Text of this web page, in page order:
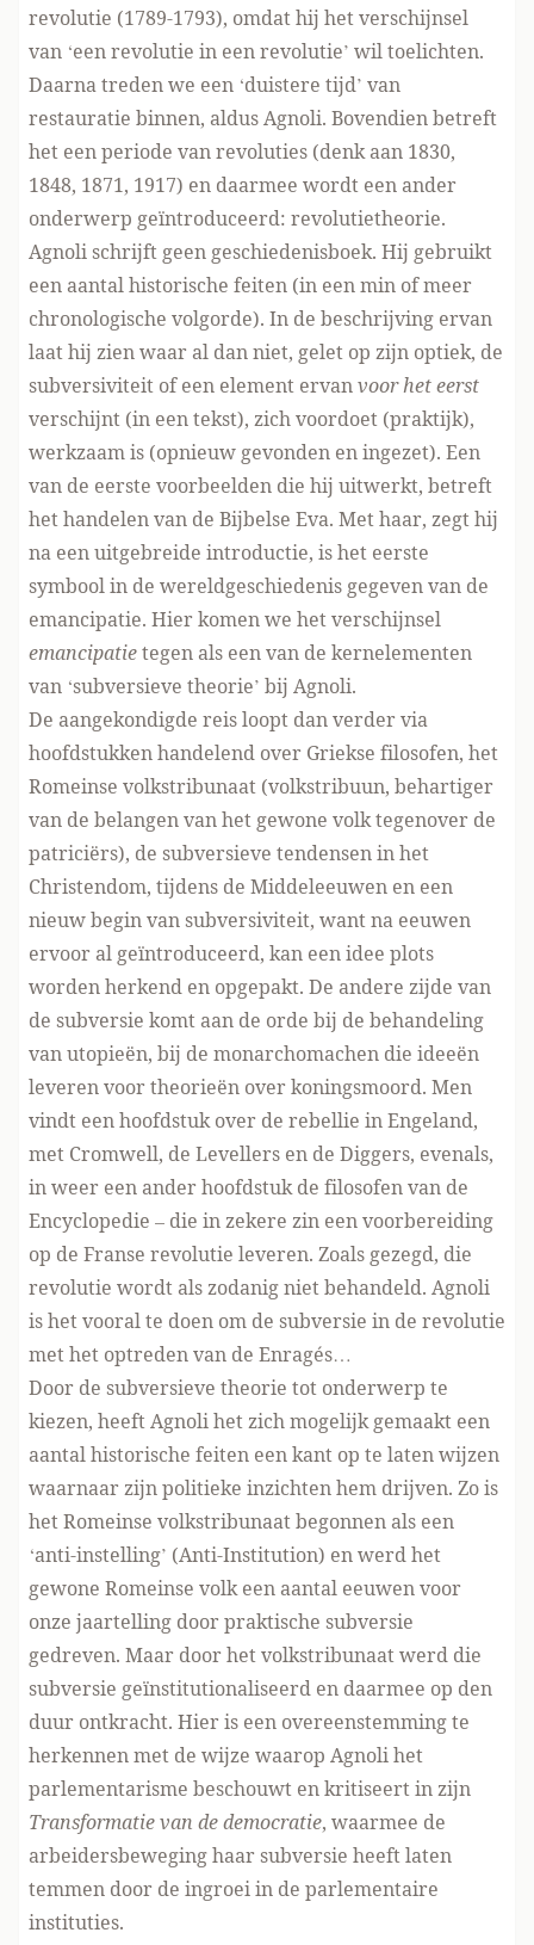
revolutie (1789-1793), omdat hij het verschijnsel
van ‘een revolutie in een revolutie’ wil toelichten.
Daarna treden we een ‘duistere tijd’ van
restauratie binnen, aldus Agnoli. Bovendien betreft
het een periode van revoluties (denk aan 1830,
1848, 1871, 1917) en daarmee wordt een ander
onderwerp geïntroduceerd: revolutietheorie.
Agnoli schrijft geen geschiedenisboek. Hij gebruikt
een aantal historische feiten (in een min of meer
chronologische volgorde). In de beschrijving ervan
laat hij zien waar al dan niet, gelet op zijn optiek, de
subversiviteit of een element ervanvoor het eerst
verschijnt (in een tekst), zich voordoet (praktijk),
werkzaam is (opnieuw gevonden en ingezet). Een
van de eerste voorbeelden die hij uitwerkt, betreft
het handelen van de Bijbelse Eva. Met haar, zegt hij
na een uitgebreide introductie, is het eerste
symbool in de wereldgeschiedenis gegeven van de
emancipatie. Hier komen we het verschijnsel
emancipatietegen als een van de kernelementen
van ‘subversieve theorie’ bij Agnoli.
De aangekondigde reis loopt dan verder via
hoofdstukken handelend over Griekse filosofen, het
Romeinse volkstribunaat (volkstribuun, behartiger
van de belangen van het gewone volk tegenover de
patriciërs), de subversieve tendensen in het
Christendom, tijdens de Middeleeuwen en een
nieuw begin van subversiviteit, want na eeuwen
ervoor al geïntroduceerd, kan een idee plots
worden herkend en opgepakt. De andere zijde van
de subversie komt aan de orde bij de behandeling
van utopieën, bij de monarchomachen die ideeën
leveren voor theorieën over koningsmoord. Men
vindt een hoofdstuk over de rebellie in Engeland,
met Cromwell, de Levellers en de Diggers, evenals,
in weer een ander hoofdstuk de filosofen van de
Encyclopedie – die in zekere zin een voorbereiding
op de Franse revolutie leveren. Zoals gezegd, die
revolutie wordt als zodanig niet behandeld. Agnoli
is het vooral te doen om de subversie in de revolutie
met het optreden van de Enragés…
Door de subversieve theorie tot onderwerp te
kiezen, heeft Agnoli het zich mogelijk gemaakt een
aantal historische feiten een kant op te laten wijzen
waarnaar zijn politieke inzichten hem drijven. Zo is
het Romeinse volkstribunaat begonnen als een
‘anti-instelling’ (Anti-Institution) en werd het
gewone Romeinse volk een aantal eeuwen voor
onze jaartelling door praktische subversie
gedreven. Maar door het volkstribunaat werd die
subversie geïnstitutionaliseerd en daarmee op den
duur ontkracht. Hier is een overeenstemming te
herkennen met de wijze waarop Agnoli het
parlementarisme beschouwt en kritiseert in zijn
Transformatie van de democratie, waarmee de
arbeidersbeweging haar subversie heeft laten
temmen door de ingroei in de parlementaire
instituties.